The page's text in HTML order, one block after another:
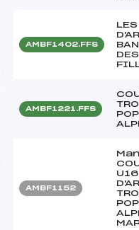
AMBF1402.FFS
LES
AMBF1221.FFS
AMBF1152